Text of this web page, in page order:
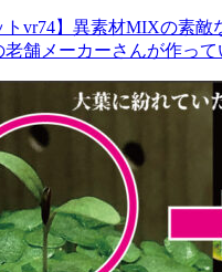
トvr74】異素材MIXの素敵
老舗メーカーさんが作って